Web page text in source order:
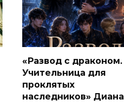
«Развод с драконом.
Учительница для
проклятых
наследников» Диана